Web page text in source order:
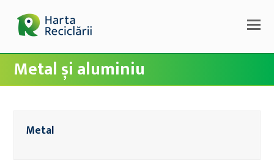
Metal și aluminiu
Metal